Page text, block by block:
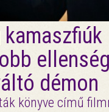
démon
könyve című